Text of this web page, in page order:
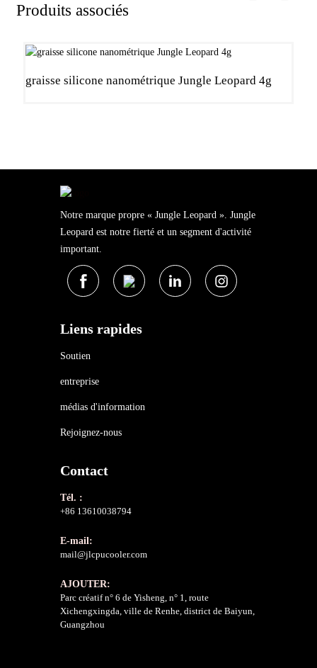
Produits associés
graisse silicone nanométrique Jungle Leopard 4g
Notre marque propre « Jungle Leopard ». Jungle
Leopard est notre fierté et un segment d'activité
important.
Liens rapides
Soutien
entreprise
médias d'information
Rejoignez-nous
Contact
Tél. :
+86 13610038794
E-mail:
mail@jlcpucooler.com
AJOUTER:
Parc créatif n° 6 de Yisheng, n° 1, route
Xichengxingda, ville de Renhe, district de Baiyun,
Guangzhou